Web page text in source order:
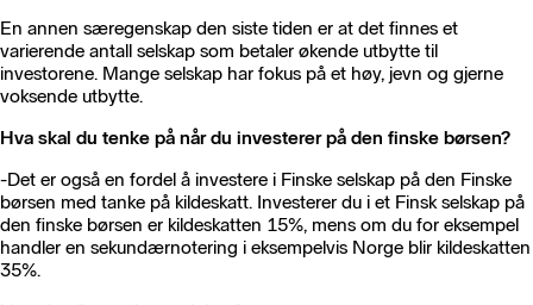
En annen særegenskap den siste tiden er at det finnes et
varierende antall selskap som betaler økende utbytte til
investorene. Mange selskap har fokus på et høy, jevn og gjerne
voksende utbytte.
Hva skal du tenke på når du investerer på den finske børsen?
-Det er også en fordel å investere i Finske selskap på den Finske
børsen med tanke på kildeskatt. Investerer du i et Finsk selskap på
den finske børsen er kildeskatten 15%, mens om du for eksempel
handler en sekundærnotering i eksempelvis Norge blir kildeskatten
35%.